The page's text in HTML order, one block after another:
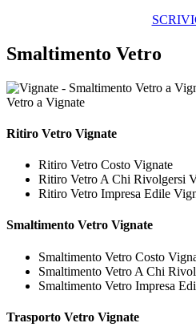
Smaltimento Vetro
Vetro a Vignate
Ritiro Vetro Vignate
Ritiro Vetro Costo Vignate
Ritiro Vetro A Chi Rivolgersi
Ritiro Vetro Impresa Edile
Smaltimento Vetro Vignate
Smaltimento Vetro Costo
Smaltimento Vetro A Chi
Smaltimento Vetro Impresa
Trasporto Vetro Vignate